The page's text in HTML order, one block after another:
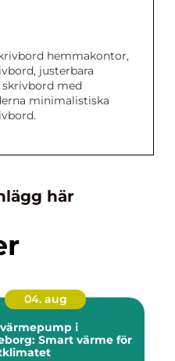
hemmakontor,
justerbara
med
minimalistiska
här
04. aug
i
Smart värme för